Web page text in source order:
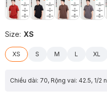
Size: XS
XS S M L XL